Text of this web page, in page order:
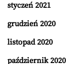
styczeń 2021
grudzień 2020
listopad 2020
październik 2020